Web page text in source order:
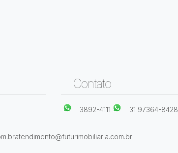
atendimento@futurimobiliaria.com.br
Contato
3892-4111 31 97364-8428